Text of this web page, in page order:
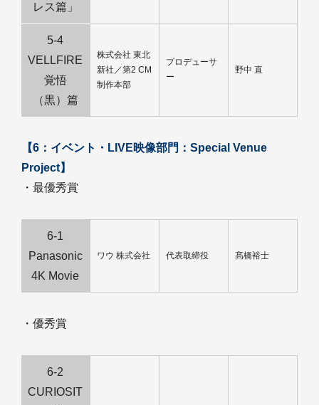
レス篇」
5-4
VELLFIRE
覚悟
（黒）篇
株式会社 東北
新社／第2 CM
制作本部
プロデューサ
ー
野中 直
【6：イベント・LIVE映像部門：Special Venue
Project】
・最優秀賞
6-1
Panasonic
4K Movie
ワウ 株式会社 代表取締役 髙橋裕士
・優秀賞
6-2
CURIOSIT